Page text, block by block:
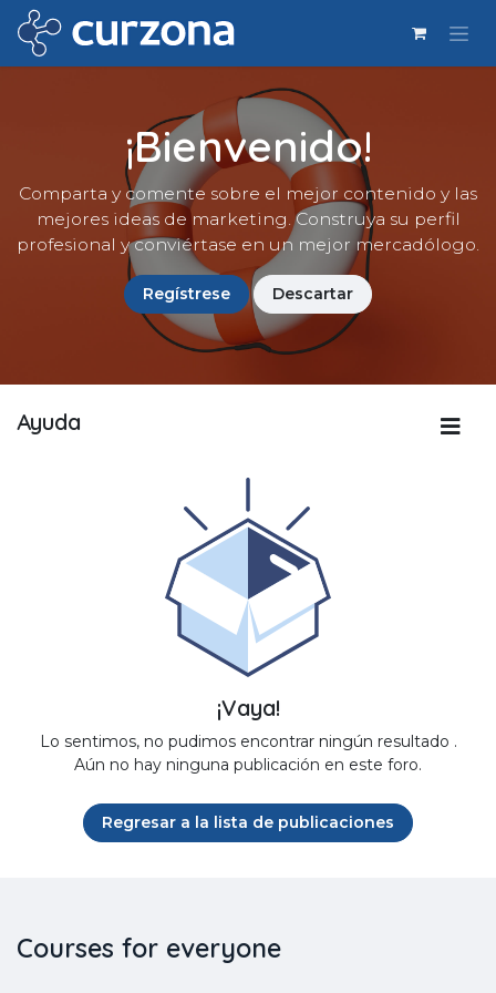
Ir al contenido
¡Bienvenido!
Comparta y comente sobre el mejor contenido y las
mejores ideas de marketing. Construya su perfil
profesional y conviértase en un mejor mercadólogo.
Regístrese Descartar
Ayuda
¡Vaya!
Lo sentimos, no pudimos encontrar ningún resultado .
Aún no hay ninguna publicación en este foro.
Regresar a la lista de publicaciones
Courses for everyone